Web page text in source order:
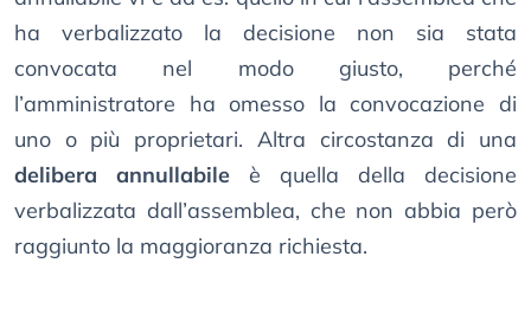
ha verbalizzato la decisione non sia stata
convocata nel modo giusto, perché
l’amministratore ha omesso la convocazione di
uno o più proprietari. Altra circostanza di una
delibera annullabile è quella della decisione
verbalizzata dall’assemblea, che non abbia però
raggiunto la maggioranza richiesta.